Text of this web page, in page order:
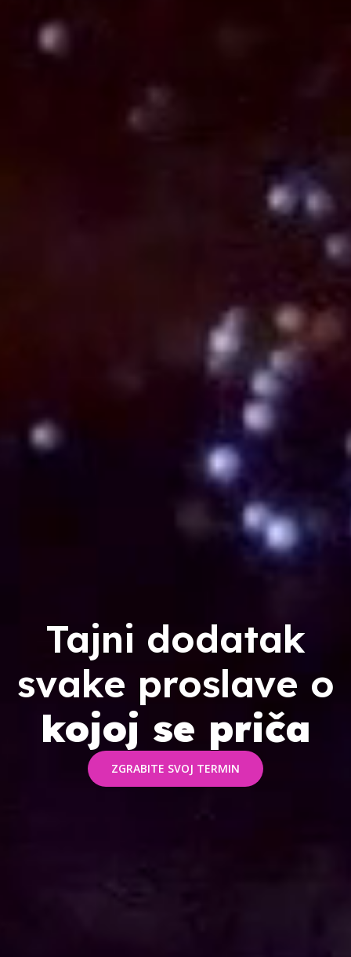
Tajni dodatak
svake proslave o
kojoj se priča
ZGRABITE SVOJ TERMIN